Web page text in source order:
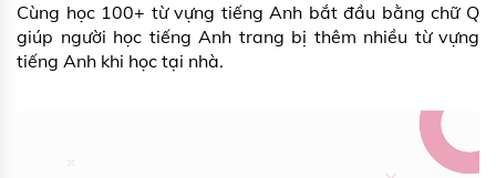
Cùng học 100+ từ vựng tiếng Anh bắt đầu bằng chữ Q
giúp người học tiếng Anh trang bị thêm nhiều từ vựng
tiếng Anh khi học tại nhà.